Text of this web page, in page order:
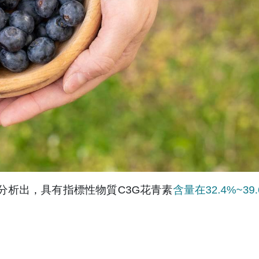
析出，具有指標性物質C3G花青素含量在